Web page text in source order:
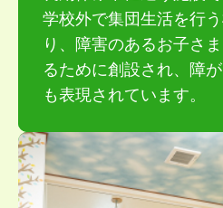
学校外で集団⽣活を⾏
り、障害のあるお⼦さ
るために創設され、障
も表現されています。